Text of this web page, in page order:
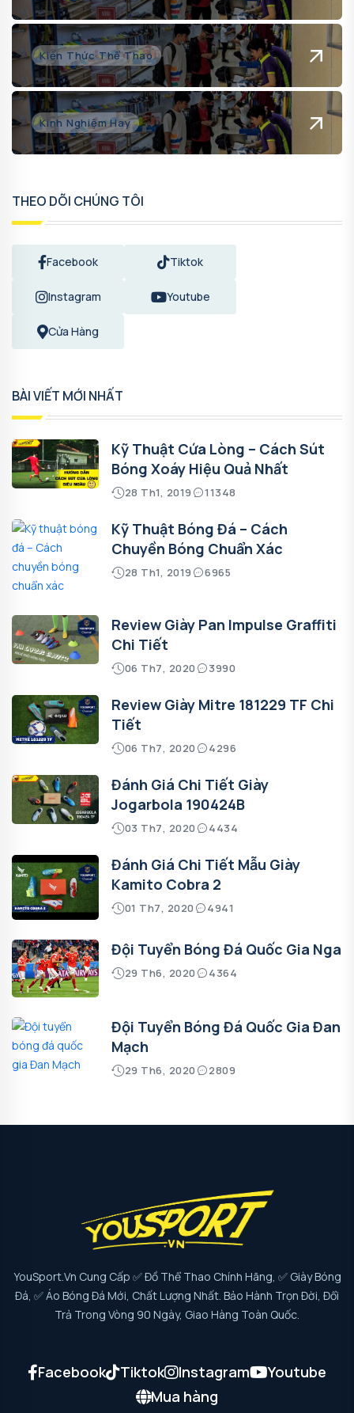
Kiến Thức Thể Thao
Kinh Nghiệm Hay
THEO DÕI CHÚNG TÔI
Facebook Tiktok
Instagram Youtube
Cửa Hàng
BÀI VIẾT MỚI NHẤT
Kỹ Thuật Cứa Lòng – Cách Sút
Bóng Xoáy Hiệu Quả Nhất
28 Th1, 2019 11348
Kỹ Thuật Bóng Đá – Cách
Chuyền Bóng Chuẩn Xác
28 Th1, 2019 6965
Review Giày Pan Impulse Graffiti
Chi Tiết
06 Th7, 2020 3990
Review Giày Mitre 181229 TF Chi
Tiết
06 Th7, 2020 4296
Đánh Giá Chi Tiết Giày
Jogarbola 190424B
03 Th7, 2020 4434
Đánh Giá Chi Tiết Mẫu Giày
Kamito Cobra 2
01 Th7, 2020 4941
Đội Tuyển Bóng Đá Quốc Gia Nga
29 Th6, 2020 4364
Đội Tuyển Bóng Đá Quốc Gia Đan
Mạch
29 Th6, 2020 2809
YouSport.vn Cung Cấp ✅ Đồ Thể Thao Chính Hãng, ✅ Giày Bóng
Đá, ✅ Áo Bóng Đá Mới, Chất Lượng Nhất. Bảo Hành Trọn Đời, Đổi
Trả Trong Vòng 90 Ngày, Giao Hàng Toàn Quốc.
Facebook Tiktok Instagram
Youtube
Mua hàng